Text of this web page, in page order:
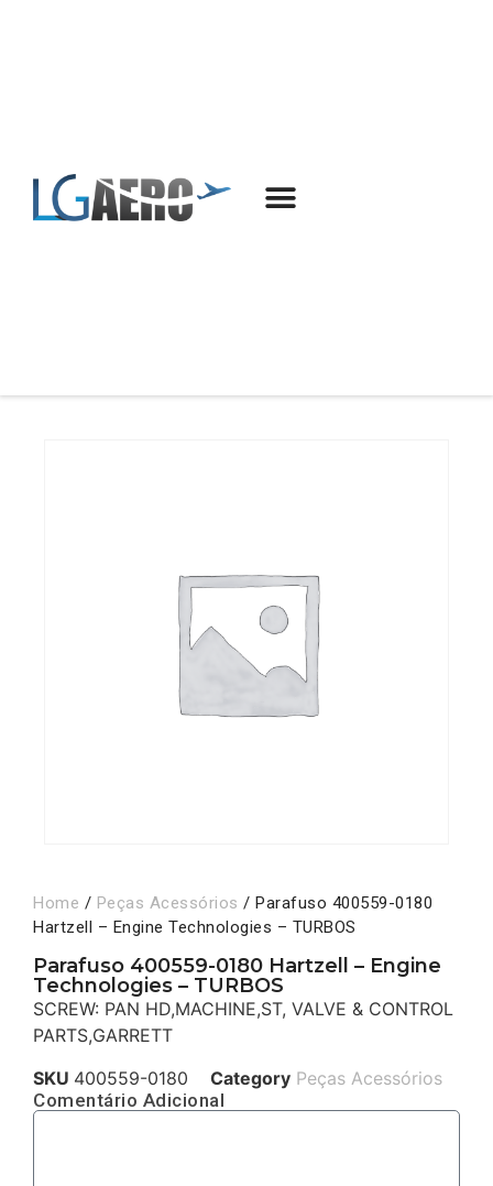
Home / Peças Acessórios / Parafuso 400559-0180
Hartzell – Engine Technologies – TURBOS
Parafuso 400559-0180 Hartzell – Engine
Technologies – TURBOS
SCREW: PAN HD,MACHINE,ST, VALVE & CONTROL
PARTS,GARRETT
SKU 400559-0180 Category Peças Acessórios
Comentário Adicional